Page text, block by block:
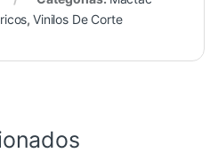
, Vinilos De Corte